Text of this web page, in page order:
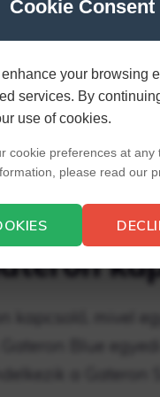
Cookie Consent
your browsing
services. By
use of cookies.
cookie preferences at any
please read our
Cherry MX Red
ívet és
mint a